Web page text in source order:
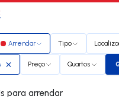
página inicial
Arrendar Tipo
Preço Quartos
para arrendar